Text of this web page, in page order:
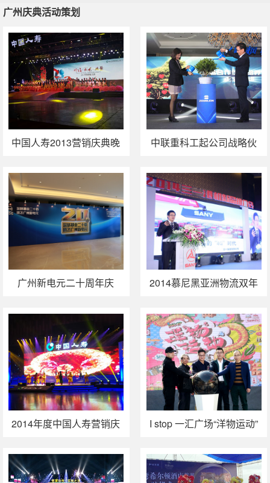
广州庆典活动策划
广州庆典活动策划
中国人寿2013营销庆典晚
中联重科工起公司战略伙
广州新电元二十周年庆
2014慕尼黑亚洲物流双年
2014年度中国人寿营销庆
I stop 一汇广场“洋物运动”